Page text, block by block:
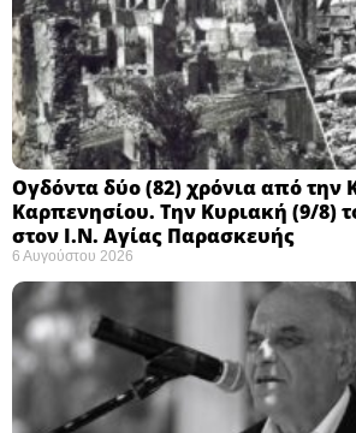
Ογδόντα δύο (82) χρόνια από την
Καρπενησίου. Την Κυριακή (9/8)
στον Ι.Ν. Αγίας Παρασκευής
6 Αυγούστου 2026